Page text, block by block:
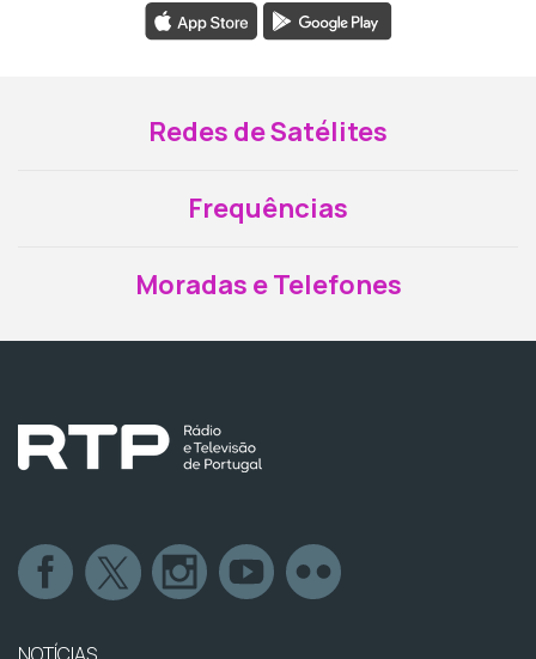
Redes de Satélites
Frequências
Moradas e Telefones
NOTÍCIAS